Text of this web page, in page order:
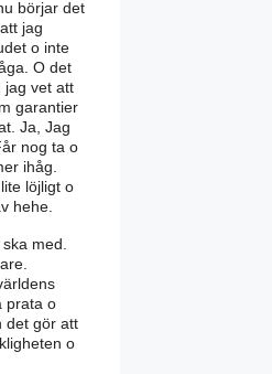
börjar det
jag
o inte
O det
jag vet att
garantier
Ja, Jag
nog ta o
ihåg.
löjligt o
hehe.
med.
prata o
det gör att
o